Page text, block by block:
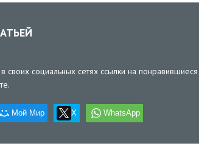
социальных сетях ссылки на понравившиеся
Мой Мир X WhatsApp